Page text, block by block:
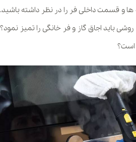
و قسمت داخلی فر را در نظر داشته باشید.
روشی باید اجاق گاز و فر خانگی را تمیز نمود؟
است؟